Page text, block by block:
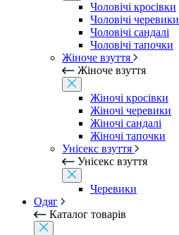
Чоловічі кросівки
Чоловічі черевики
Чоловічі сандалі
Чоловічі тапочки
Жіноче взуття
Жіноче взуття
Жіночі кросівки
Жіночі черевики
Жіночі сандалі
Жіночі тапочки
Унісекс взуття
Унісекс взуття
Черевики
Одяг
Каталог товарів